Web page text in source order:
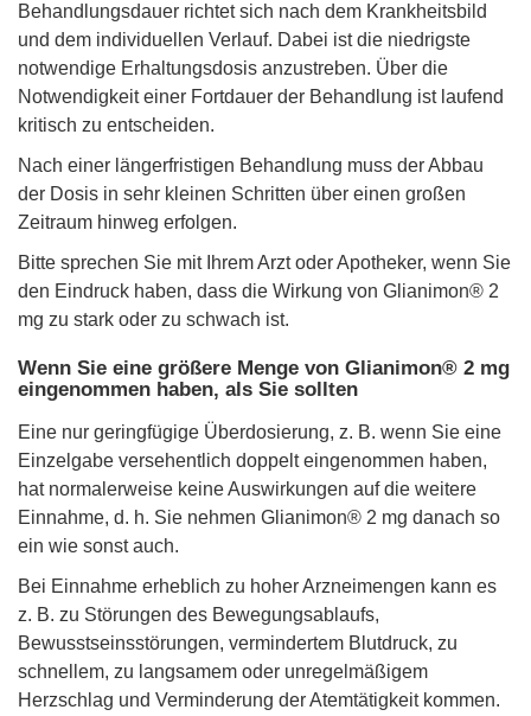
Behandlungsdauer richtet sich nach dem Krankheitsbild
und dem individuellen Verlauf. Dabei ist die niedrigste
notwendige Erhaltungsdosis anzustreben. Über die
Notwendigkeit einer Fortdauer der Behandlung ist laufend
kritisch zu entscheiden.
Nach einer längerfristigen Behandlung muss der Abbau
der Dosis in sehr kleinen Schritten über einen großen
Zeitraum hinweg erfolgen.
Bitte sprechen Sie mit Ihrem Arzt oder Apotheker, wenn Sie
den Eindruck haben, dass die Wirkung von Glianimon® 2
mg zu stark oder zu schwach ist.
Wenn Sie eine größere Menge von Glianimon® 2 mg
eingenommen haben, als Sie sollten
Eine nur geringfügige Überdosierung, z. B. wenn Sie eine
Einzelgabe versehentlich doppelt eingenommen haben,
hat normalerweise keine Auswirkungen auf die weitere
Einnahme, d. h. Sie nehmen Glianimon® 2 mg danach so
ein wie sonst auch.
Bei Einnahme erheblich zu hoher Arzneimengen kann es
z. B. zu Störungen des Bewegungsablaufs,
Bewusstseinsstörungen, vermindertem Blutdruck, zu
schnellem, zu langsamem oder unregelmäßigem
Herzschlag und Verminderung der Atemtätigkeit kommen.